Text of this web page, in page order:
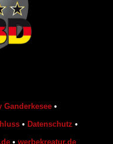
Ganderkesee•
• Datenschutz •
• werbekreatur.de